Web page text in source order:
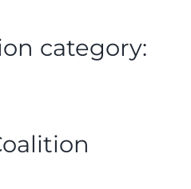
category: